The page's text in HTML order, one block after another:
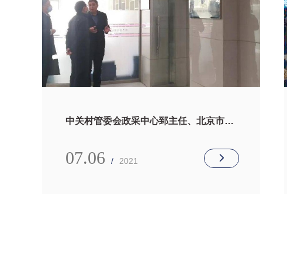
中关村管委会政采中心郅主任、北京市疾
07.06 / 2021